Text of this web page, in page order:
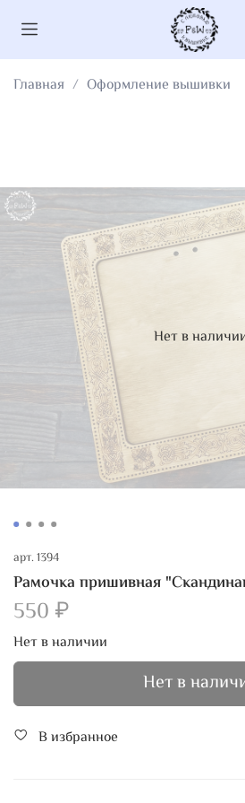
Главная Оформление вышивки
Нет в
арт.1394
Рамочка пришивная
550 ₽
Нет в наличии
Нет в
В избранное